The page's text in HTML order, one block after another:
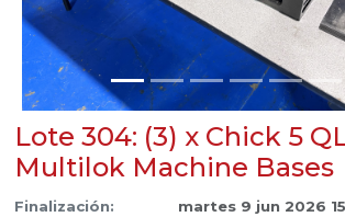
Lote 304: (3) x Chick 5
Multilok Machine Bases
Finalización:
martes 9 jun 2026